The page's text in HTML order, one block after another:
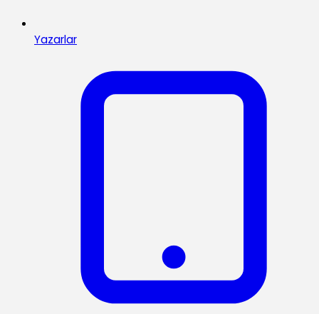
Yazarlar